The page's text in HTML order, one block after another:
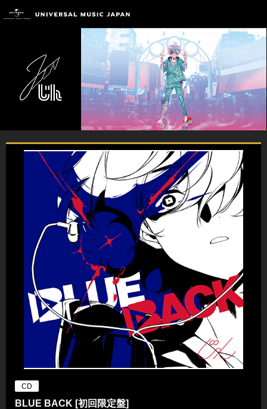
CD
BLUE BACK [初回限定盤]